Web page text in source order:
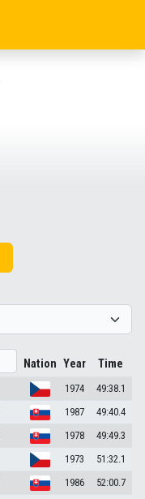
Nation Year Time
1974
49:38.1
1987
49:40.4
1978
49:49.3
1973
51:32.1
1986
52:00.7